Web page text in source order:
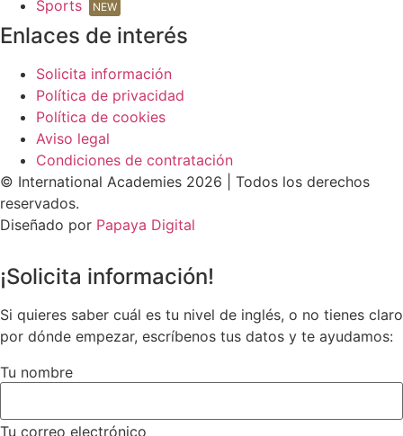
Sports
NEW
Enlaces de interés
Solicita información
Política de privacidad
Política de cookies
Aviso legal
Condiciones de contratación
© International Academies 2026 | Todos los derechos
reservados.
Diseñado por Papaya Digital
¡Solicita información!
Si quieres saber cuál es tu nivel de inglés, o no tienes claro
por dónde empezar, escríbenos tus datos y te ayudamos:
Tu nombre
Tu correo electrónico